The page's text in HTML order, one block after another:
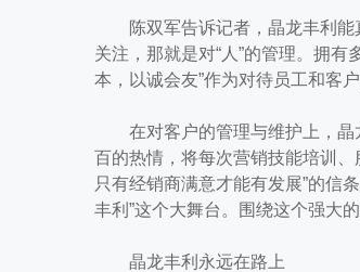
陈双军告诉记者，晶龙丰利能
关注，那就是对“人”的管理。拥有
本，以诚会友”作为对待员工和客
在对客户的管理与维护上，晶龙
百的热情，将每次营销技能培训、
只有经销商满意才能有发展”的信
丰利”这个大舞台。围绕这个强大
晶龙丰利永远在路上